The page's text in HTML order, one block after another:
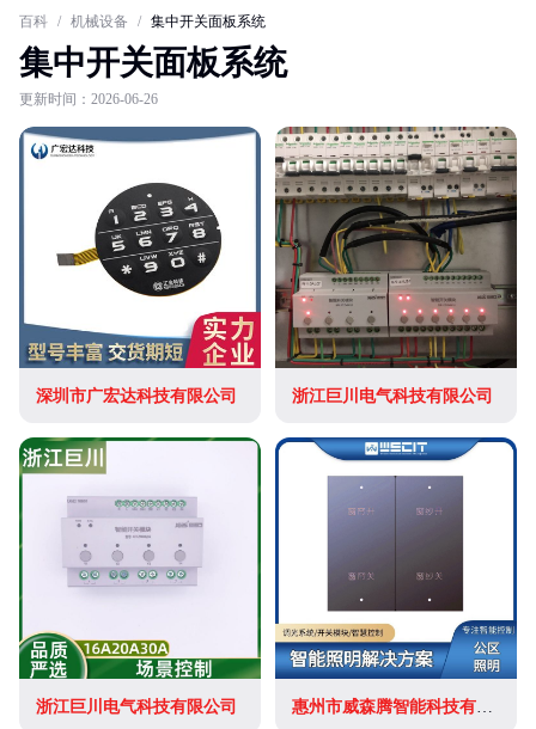
百科 / 机械设备 / 集中开关面板系统
集中开关面板系统
更新时间：2026-06-26
深圳市广宏达科技有限公司 浙江巨川电气科技有限公司
浙江巨川电气科技有限公司 惠州市威森腾智能科技有限公司